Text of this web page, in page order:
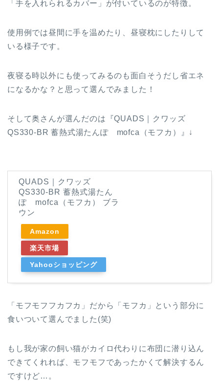
「手を入れられるカバー」が付いているのが特徴。
使用例では昼間に手を温めたり、昼寝枕にしたりして
いる様子です。
夜寝る時以外にも使ってみるのも面白そうだし省エネ
になるかな？と思って選んでみました！
そして奥さんが選んだのは『QUADS｜クワッズ
QS330-BR 蓄熱式湯たんぽ mofca（モフカ）』↓
QUADS｜クワッズ
QS330-BR 蓄熱式湯たん
ぽ mofca（モフカ） ブラ
ウン
Amazon
楽天市場
Yahooショッピング
「モフモフフカフカ」だから「モフカ」という部分に
食いついて選んでました(笑)
もし我が家の飼い猫がカイロ代わりに布団に潜り込ん
できてくれれば、モフモフであったかくて解決するん
ですけど…。